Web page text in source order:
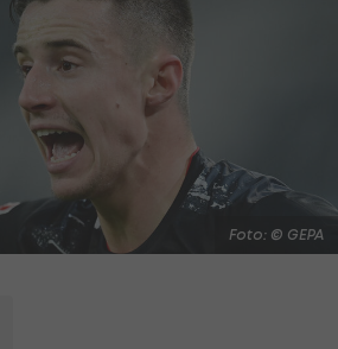
Foto: © GEPA